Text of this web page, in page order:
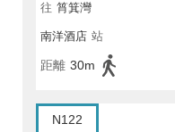
往 筲箕灣
南洋酒店 站
距離 30m
N122